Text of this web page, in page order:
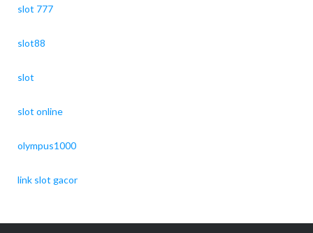
slot 777
slot88
slot
slot online
olympus1000
link slot gacor